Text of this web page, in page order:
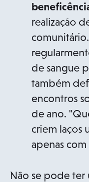
realização
de sangue
também
encontros
de ano.
criem laços
apenas
Não se pode ter